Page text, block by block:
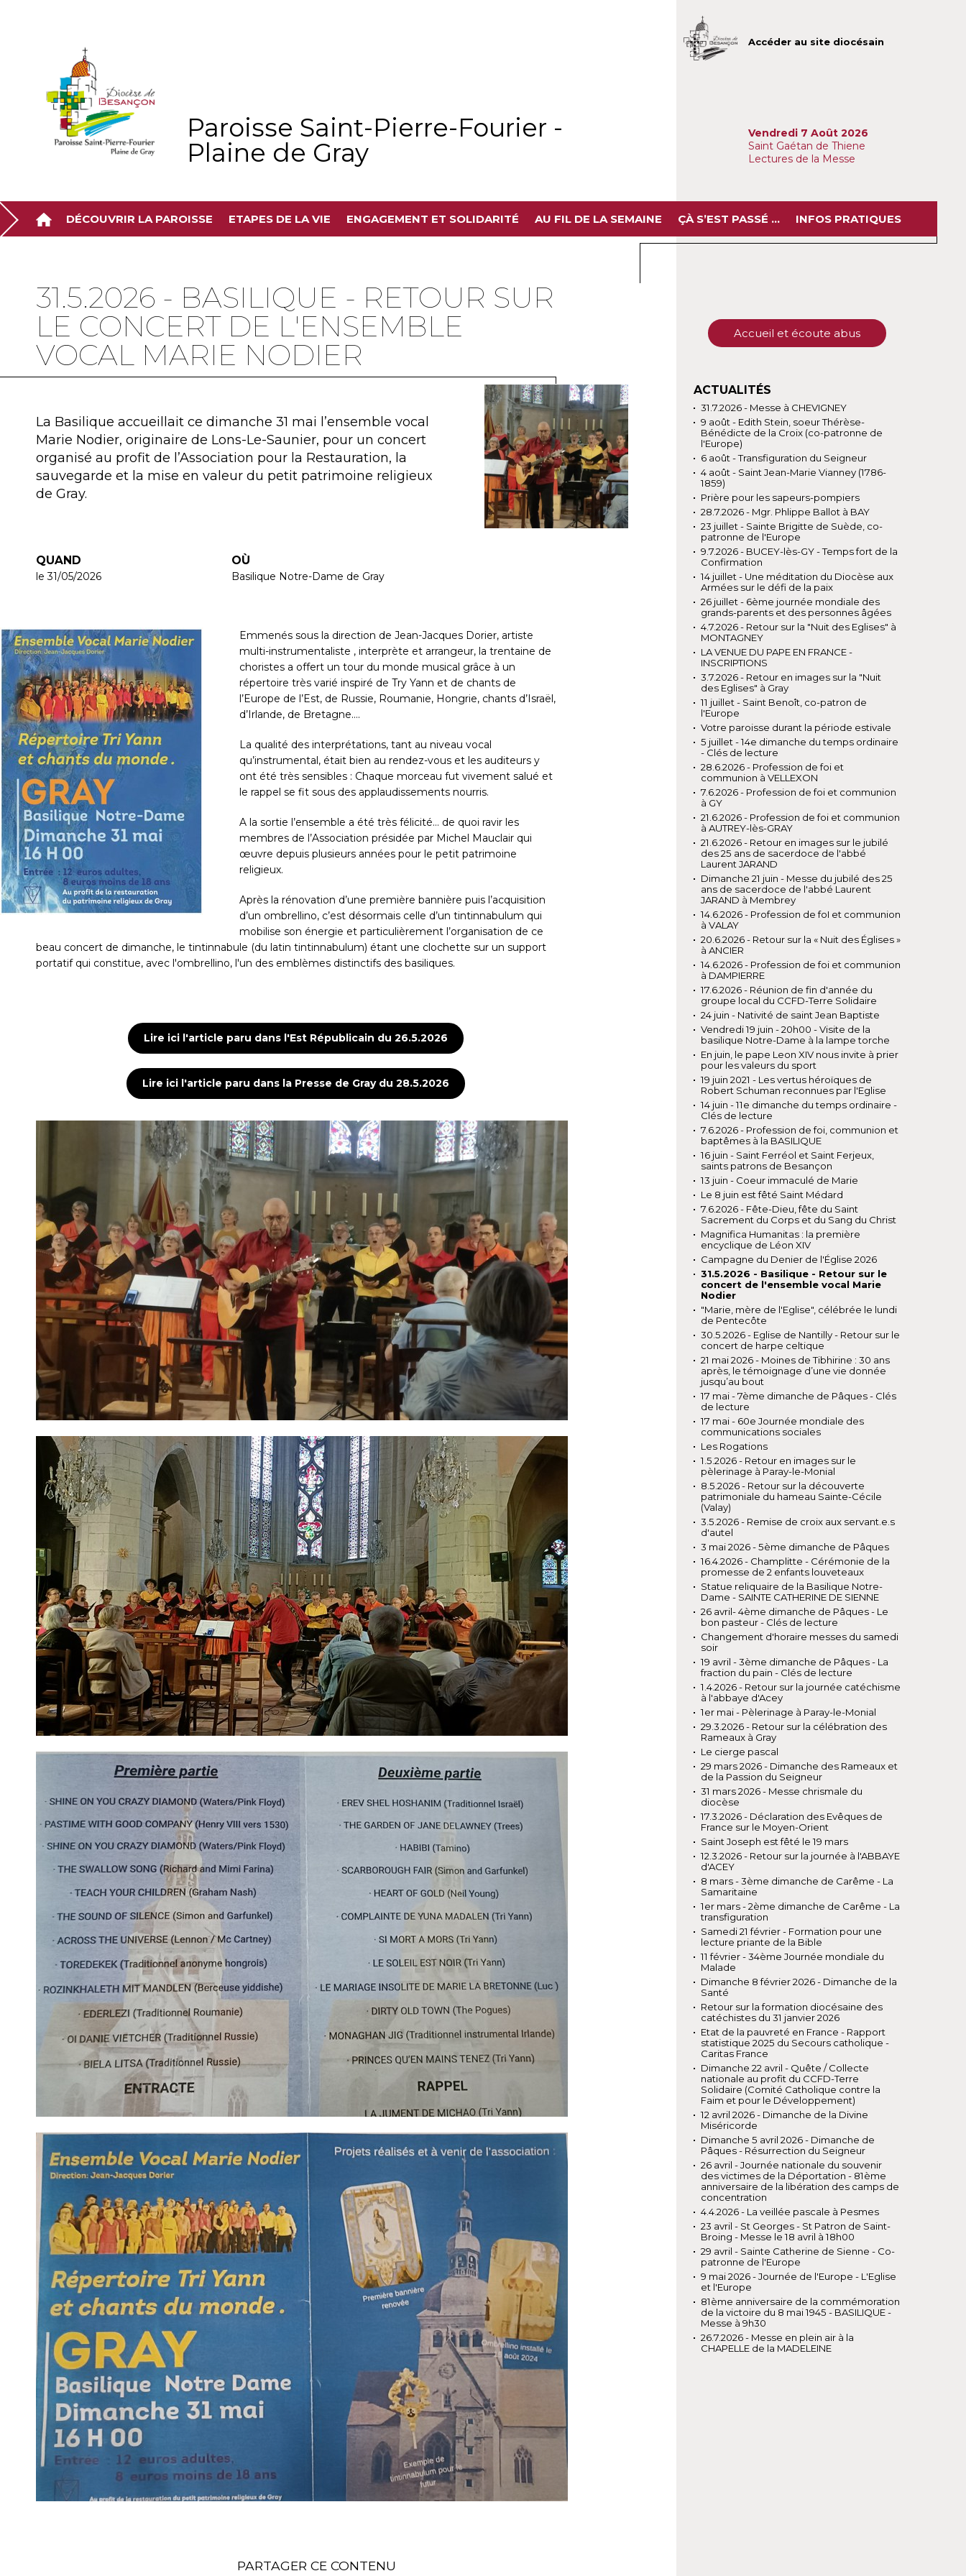
Accéder au site diocésain
Paroisse Saint-Pierre-Fourier -
Plaine de Gray
Vendredi 7 Août 2026
Saint Gaétan de Thiene
Lectures de la Messe
DÉCOUVRIR LA PAROISSE ETAPES DE LA VIE ENGAGEMENT ET SOLIDARITÉ AU FIL DE LA SEMAINE ÇÀ S’EST PASSÉ … INFOS PRATIQUES
31.5.2026 - BASILIQUE - RETOUR SUR
LE CONCERT DE L'ENSEMBLE
VOCAL MARIE NODIER
La Basilique accueillait ce dimanche 31 mai l’ensemble vocal
Marie Nodier, originaire de Lons-Le-Saunier, pour un concert
organisé au profit de l’Association pour la Restauration, la
sauvegarde et la mise en valeur du petit patrimoine religieux
de Gray.
QUAND
le 31/05/2026
OÙ
Basilique Notre-Dame de Gray
Emmenés sous la direction de Jean-Jacques Dorier, artiste
multi-instrumentaliste , interprète et arrangeur, la trentaine de
choristes a offert un tour du monde musical grâce à un
répertoire très varié inspiré de Try Yann et de chants de
l’Europe de l’Est, de Russie, Roumanie, Hongrie, chants d’Israël,
d’Irlande, de Bretagne….
La qualité des interprétations, tant au niveau vocal
qu’instrumental, était bien au rendez-vous et les auditeurs y
ont été très sensibles : Chaque morceau fut vivement salué et
le rappel se fit sous des applaudissements nourris.
A la sortie l’ensemble a été très félicité… de quoi ravir les
membres de l’Association présidée par Michel Mauclair qui
œuvre depuis plusieurs années pour le petit patrimoine
religieux.
Après la rénovation d’une première bannière puis l’acquisition
d’un ombrellino, c’est désormais celle d’un tintinnabulum qui
mobilise son énergie et particulièrement l’organisation de ce
beau concert de dimanche, le tintinnabule (du latin tintinnabulum) étant une clochette sur un support
portatif qui constitue, avec l'ombrellino, l'un des emblèmes distinctifs des basiliques.
Lire ici l'article paru dans l'Est Républicain du 26.5.2026
Lire ici l'article paru dans la Presse de Gray du 28.5.2026
PARTAGER CE CONTENU
Accueil et écoute abus
ACTUALITÉS
31.7.2026 - Messe à CHEVIGNEY
9 août - Edith Stein, soeur Thérèse-
Bénédicte de la Croix (co-patronne de
l'Europe)
6 août - Transfiguration du Seigneur
4 août - Saint Jean-Marie Vianney (1786-
1859)
Prière pour les sapeurs-pompiers
28.7.2026 - Mgr. Phlippe Ballot à BAY
23 juillet - Sainte Brigitte de Suède, co-
patronne de l'Europe
9.7.2026 - BUCEY-lès-GY - Temps fort de la
Confirmation
14 juillet - Une méditation du Diocèse aux
Armées sur le défi de la paix
26 juillet - 6ème journée mondiale des
grands-parents et des personnes âgées
4.7.2026 - Retour sur la "Nuit des Eglises" à
MONTAGNEY
LA VENUE DU PAPE EN FRANCE -
INSCRIPTIONS
3.7.2026 - Retour en images sur la "Nuit
des Eglises" à Gray
11 juillet - Saint Benoît, co-patron de
l'Europe
Votre paroisse durant la période estivale
5 juillet - 14e dimanche du temps ordinaire
- Clés de lecture
28.6.2026 - Profession de foi et
communion à VELLEXON
7.6.2026 - Profession de foi et communion
à GY
21.6.2026 - Profession de foi et communion
à AUTREY-lès-GRAY
21.6.2026 - Retour en images sur le jubilé
des 25 ans de sacerdoce de l'abbé
Laurent JARAND
Dimanche 21 juin - Messe du jubilé des 25
ans de sacerdoce de l'abbé Laurent
JARAND à Membrey
14.6.2026 - Profession de foI et communion
à VALAY
20.6.2026 - Retour sur la « Nuit des Églises »
à ANCIER
14.6.2026 - Profession de foi et communion
à DAMPIERRE
17.6.2026 - Réunion de fin d'année du
groupe local du CCFD-Terre Solidaire
24 juin - Nativité de saint Jean Baptiste
Vendredi 19 juin - 20h00 - Visite de la
basilique Notre-Dame à la lampe torche
En juin, le pape Leon XIV nous invite à prier
pour les valeurs du sport
19 juin 2021 - Les vertus héroïques de
Robert Schuman reconnues par l'Eglise
14 juin - 11e dimanche du temps ordinaire -
Clés de lecture
7.6.2026 - Profession de foi, communion et
baptêmes à la BASILIQUE
16 juin - Saint Ferréol et Saint Ferjeux,
saints patrons de Besançon
13 juin - Coeur immaculé de Marie
Le 8 juin est fêté Saint Médard
7.6.2026 - Fête-Dieu, fête du Saint
Sacrement du Corps et du Sang du Christ
Magnifica Humanitas : la première
encyclique de Léon XIV
Campagne du Denier de l'Église 2026
31.5.2026 - Basilique - Retour sur le
concert de l'ensemble vocal Marie
Nodier
"Marie, mère de l'Eglise", célébrée le lundi
de Pentecôte
30.5.2026 - Eglise de Nantilly - Retour sur le
concert de harpe celtique
21 mai 2026 - Moines de Tibhirine : 30 ans
après, le témoignage d’une vie donnée
jusqu’au bout
17 mai - 7ème dimanche de Pâques - Clés
de lecture
17 mai - 60e Journée mondiale des
communications sociales
Les Rogations
1.5.2026 - Retour en images sur le
pèlerinage à Paray-le-Monial
8.5.2026 - Retour sur la découverte
patrimoniale du hameau Sainte-Cécile
(Valay)
3.5.2026 - Remise de croix aux servant.e.s
d'autel
3 mai 2026 - 5ème dimanche de Pâques
16.4.2026 - Champlitte - Cérémonie de la
promesse de 2 enfants louveteaux
Statue reliquaire de la Basilique Notre-
Dame - SAINTE CATHERINE DE SIENNE
26 avril- 4ème dimanche de Pâques - Le
bon pasteur - Clés de lecture
Changement d'horaire messes du samedi
soir
19 avril - 3ème dimanche de Pâques - La
fraction du pain - Clés de lecture
1.4.2026 - Retour sur la journée catéchisme
à l'abbaye d'Acey
1er mai - Pèlerinage à Paray-le-Monial
29.3.2026 - Retour sur la célébration des
Rameaux à Gray
Le cierge pascal
29 mars 2026 - Dimanche des Rameaux et
de la Passion du Seigneur
31 mars 2026 - Messe chrismale du
diocèse
17.3.2026 - Déclaration des Evêques de
France sur le Moyen-Orient
Saint Joseph est fêté le 19 mars
12.3.2026 - Retour sur la journée à l'ABBAYE
d'ACEY
8 mars - 3ème dimanche de Carême - La
Samaritaine
1er mars - 2ème dimanche de Carême - La
transfiguration
Samedi 21 février - Formation pour une
lecture priante de la Bible
11 février - 34ème Journée mondiale du
Malade
Dimanche 8 février 2026 - Dimanche de la
Santé
Retour sur la formation diocésaine des
catéchistes du 31 janvier 2026
Etat de la pauvreté en France - Rapport
statistique 2025 du Secours catholique -
Caritas France
Dimanche 22 avril - Quête / Collecte
nationale au profit du CCFD-Terre
Solidaire (Comité Catholique contre la
Faim et pour le Développement)
12 avril 2026 - Dimanche de la Divine
Miséricorde
Dimanche 5 avril 2026 - Dimanche de
Pâques - Résurrection du Seigneur
26 avril - Journée nationale du souvenir
des victimes de la Déportation - 81ème
anniversaire de la libération des camps de
concentration
4.4.2026 - La veillée pascale à Pesmes
23 avril - St Georges - St Patron de Saint-
Broing - Messe le 18 avril à 18h00
29 avril - Sainte Catherine de Sienne - Co-
patronne de l'Europe
9 mai 2026 - Journée de l'Europe - L'Eglise
et l'Europe
81ème anniversaire de la commémoration
de la victoire du 8 mai 1945 - BASILIQUE -
Messe à 9h30
26.7.2026 - Messe en plein air à la
CHAPELLE de la MADELEINE